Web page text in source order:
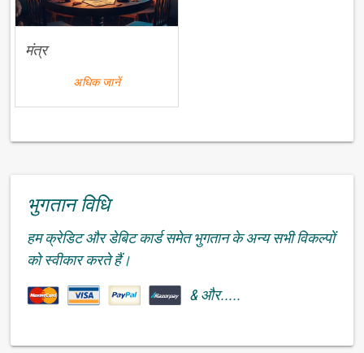
मंत्र
अधिक जानें
भुगतान विधि
हम क्रेडिट और डेबिट कार्ड समेत भुगतान के अन्य सभी विकल्पों
को स्वीकार करते हैं।
& और.....